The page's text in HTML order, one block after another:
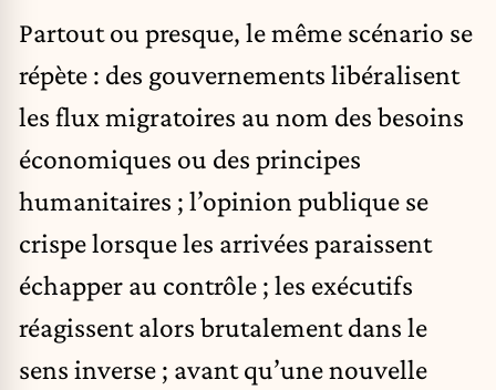
Partout ou presque, le même scénario se
répète : des gouvernements libéralisent
les flux migratoires au nom des besoins
économiques ou des principes
humanitaires ; l’opinion publique se
crispe lorsque les arrivées paraissent
échapper au contrôle ; les exécutifs
réagissent alors brutalement dans le
sens inverse ; avant qu’une nouvelle